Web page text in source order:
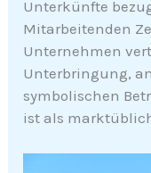
Unterkünfte
Mitarbeitenden
Unternehmen
Unterbringung,
symbolischen
ist als